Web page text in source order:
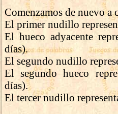
Comenzamos de nuevo a
El primer nudillo
El hueco adyacente
días).
El segundo nudillo
El segundo hueco
días).
El tercer nudillo